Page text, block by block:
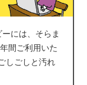
には、そらま
間ご利用いた
しごしと汚れ